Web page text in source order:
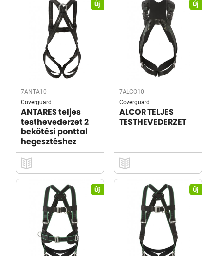
Új
7ANTA10
Coverguard
ANTARES teljes
testhevederzet 2
bekötési ponttal
hegesztéshez
Új
7ALCO10
Coverguard
ALCOR TELJES
TESTHEVEDERZET
Új Új